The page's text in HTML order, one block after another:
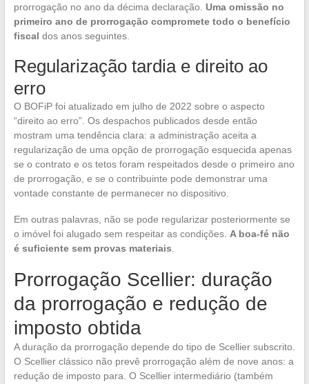
prorrogação no ano da décima declaração. Uma omissão no
primeiro ano de prorrogação compromete todo o benefício
fiscal dos anos seguintes.
Regularização tardia e direito ao
erro
O BOFiP foi atualizado em julho de 2022 sobre o aspecto
“direito ao erro”. Os despachos publicados desde então
mostram uma tendência clara: a administração aceita a
regularização de uma opção de prorrogação esquecida apenas
se o contrato e os tetos foram respeitados desde o primeiro ano
de prorrogação, e se o contribuinte pode demonstrar uma
vontade constante de permanecer no dispositivo.
Em outras palavras, não se pode regularizar posteriormente se
o imóvel foi alugado sem respeitar as condições. A boa-fé não
é suficiente sem provas materiais
Prorrogação Scellier: duração
da prorrogação e redução de
imposto obtida
A duração da prorrogação depende do tipo de Scellier subscrito.
O Scellier clássico não prevê prorrogação além de nove anos: a
redução de imposto para. O Scellier intermediário (também